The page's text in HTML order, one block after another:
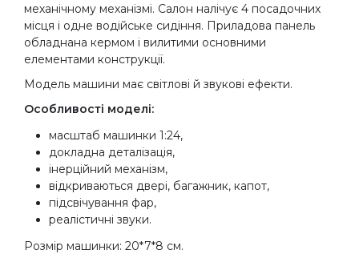
механічному механізмі. Салон налічує 4 посадочних
місця і одне водійське сидіння. Приладова панель
обладнана кермом і вилитими основними
елементами конструкції.
Модель машини має світлові й звукові ефекти.
Особливості моделі:
масштаб машинки 1:24,
докладна деталізація,
інерційний механізм,
відкриваються двері, багажник, капот,
підсвічування фар,
реалістичні звуки.
Розмір машинки: 20*7*8 см.